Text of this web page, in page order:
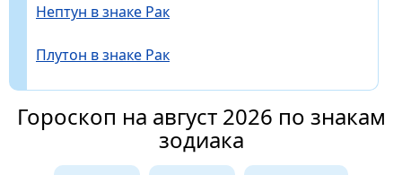
Нептун в знаке Рак
Плутон в знаке Рак
Гороскоп на август 2026 по знакам
зодиака